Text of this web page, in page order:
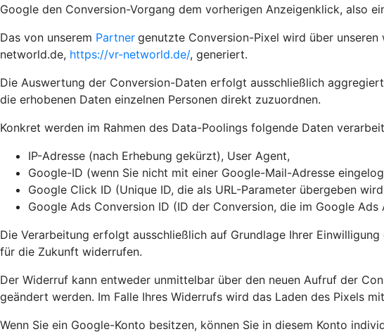
Google den Conversion-Vorgang dem vorherigen Anzeigenklick, also
Das von unserem Partner genutzte Conversion-Pixel wird über unseren
networld.de, https://vr-networld.de/, generiert.
Die Auswertung der Conversion-Daten erfolgt ausschließlich
die erhobenen Daten einzelnen Personen direkt zuzuordnen.
Konkret werden im Rahmen des Data-Poolings folgende Daten
IP-Adresse (nach Erhebung gekürzt), User Agent,
Google-ID (wenn Sie nicht mit einer Google-Mail-Adresse
Google Click ID (Unique ID, die als URL-Parameter übergeben
Google Ads Conversion ID (ID der Conversion, die im Google
Die Verarbeitung erfolgt ausschließlich auf Grundlage Ihrer
für die Zukunft widerrufen.
Der Widerruf kann entweder unmittelbar über den neuen Aufruf der
geändert werden. Im Falle Ihres Widerrufs wird das Laden des Pixels
Wenn Sie ein Google-Konto besitzen, können Sie in diesem Konto